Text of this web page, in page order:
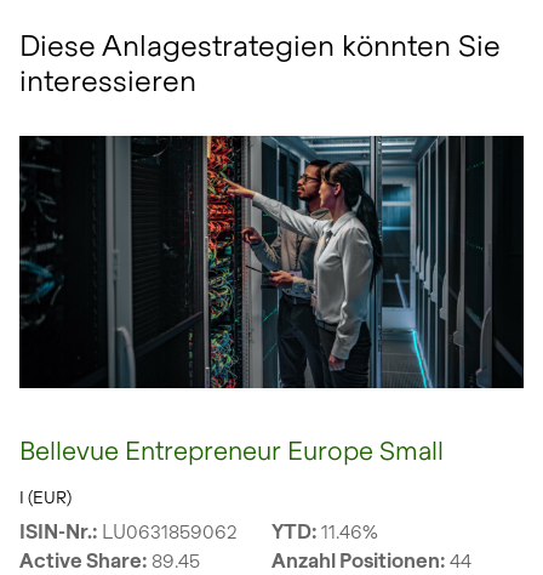
Diese Anlagestrategien könnten Sie
interessieren
Bellevue Entrepreneur Europe Small
I (EUR)
ISIN-Nr.: LU0631859062 YTD: 11.46%
Active Share: 89.45 Anzahl Positionen: 44